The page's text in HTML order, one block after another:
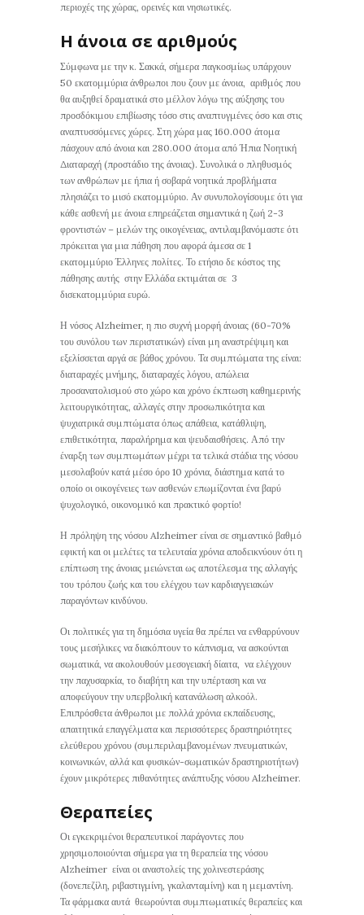
περιοχές της χώρας, ορεινές και νησιωτικές.
Η άνοια σε αριθμούς
Σύμφωνα με την κ. Σακκά, σήμερα παγκοσμίως υπάρχουν
50 εκατομμύρια άνθρωποι που ζουν με άνοια, αριθμός που
θα αυξηθεί δραματικά στο μέλλον λόγω της αύξησης του
προσδόκιμου επιβίωσης τόσο στις αναπτυγμένες όσο και στις
αναπτυσσόμενες χώρες. Στη χώρα μας 160.000 άτομα
πάσχουν από άνοια και 280.000 άτομα από Ήπια Νοητική
Διαταραχή (προστάδιο της άνοιας). Συνολικά ο πληθυσμός
των ανθρώπων με ήπια ή σοβαρά νοητικά προβλήματα
πλησιάζει το μισό εκατομμύριο. Αν συνυπολογίσουμε ότι για
κάθε ασθενή με άνοια επηρεάζεται σημαντικά η ζωή 2-3
φροντιστών – μελών της οικογένειας, αντιλαμβανόμαστε ότι
πρόκειται για μια πάθηση που αφορά άμεσα σε 1
εκατομμύριο Έλληνες πολίτες. Το ετήσιο δε κόστος της
πάθησης αυτής στην Ελλάδα εκτιμάται σε 3
δισεκατομμύρια ευρώ.
Η νόσος Alzheimer, η πιο συχνή μορφή άνοιας (60-70%
του συνόλου των περιστατικών) είναι μη αναστρέψιμη και
εξελίσσεται αργά σε βάθος χρόνου. Τα συμπτώματα της είναι:
διαταραχές μνήμης, διαταραχές λόγου, απώλεια
προσανατολισμού στο χώρο και χρόνο έκπτωση καθημερινής
λειτουργικότητας, αλλαγές στην προσωπικότητα και
ψυχιατρικά συμπτώματα όπως απάθεια, κατάθλιψη,
επιθετικότητα, παραλήρημα και ψευδαισθήσεις. Από την
έναρξη των συμπτωμάτων μέχρι τα τελικά στάδια της νόσου
μεσολαβούν κατά μέσο όρο 10 χρόνια, διάστημα κατά το
οποίο οι οικογένειες των ασθενών επωμίζονται ένα βαρύ
ψυχολογικό, οικονομικό και πρακτικό φορτίο!
Η πρόληψη της νόσου Alzheimer είναι σε σημαντικό βαθμό
εφικτή και οι μελέτες τα τελευταία χρόνια αποδεικνύουν ότι η
επίπτωση της άνοιας μειώνεται ως αποτέλεσμα της αλλαγής
του τρόπου ζωής και του ελέγχου των καρδιαγγειακών
παραγόντων κινδύνου.
Οι πολιτικές για τη δημόσια υγεία θα πρέπει να ενθαρρύνουν
τους μεσήλικες να διακόπτουν το κάπνισμα, να ασκούνται
σωματικά, να ακολουθούν μεσογειακή δίαιτα, να ελέγχουν
την παχυσαρκία, το διαβήτη και την υπέρταση και να
αποφεύγουν την υπερβολική κατανάλωση αλκοόλ.
Επιπρόσθετα άνθρωποι με πολλά χρόνια εκπαίδευσης,
απαιτητικά επαγγέλματα και περισσότερες δραστηριότητες
ελεύθερου χρόνου (συμπεριλαμβανομένων πνευματικών,
κοινωνικών, αλλά και φυσικών-σωματικών δραστηριοτήτων)
έχουν μικρότερες πιθανότητες ανάπτυξης νόσου Alzheimer.
Θεραπείες
Οι εγκεκριμένοι θεραπευτικοί παράγοντες που
χρησιμοποιούνται σήμερα για τη θεραπεία της νόσου
Alzheimer είναι οι αναστολείς της χολινεστεράσης
(δονεπεζίλη, ριβαστιγμίνη, γκαλανταμίνη) και η μεμαντίνη.
Τα φάρμακα αυτά θεωρούνται συμπτωματικές θεραπείες και